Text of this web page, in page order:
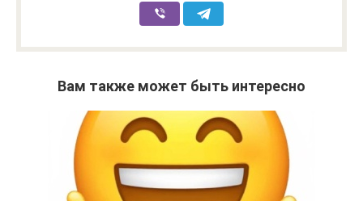
Вам также может быть интересно